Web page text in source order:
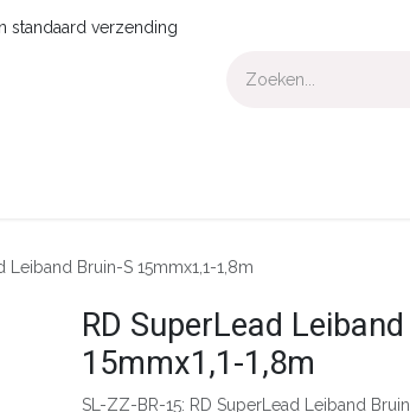
standaard verzending
Leiband Bruin-S 15mmx1,1-1,8m
RD SuperLead
15mmx1,1-1,8m
SL-ZZ-BR-15: RD SuperLead Leiband